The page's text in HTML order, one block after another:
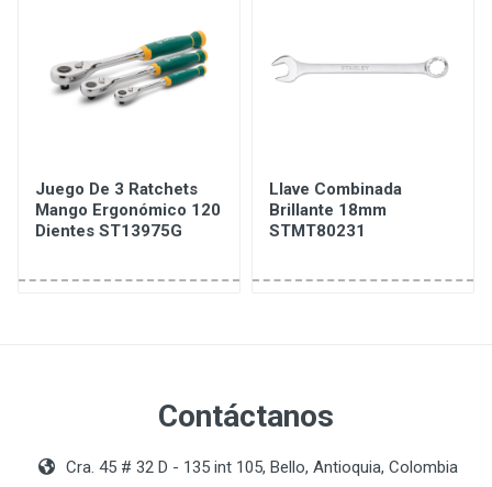
Juego De 3 Ratchets
Mango Ergonómico 120
Dientes ST13975G
Llave Combinada
Brillante 18mm
STMT80231
Contáctanos
Cra. 45 # 32 D - 135 int 105, Bello, Antioquia, Colombia